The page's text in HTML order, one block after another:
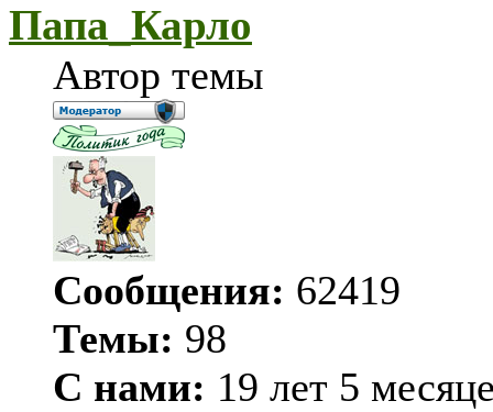
Папа_Карло
Автор темы
Сообщения: 62419
Темы: 98
С нами: 19 лет 5